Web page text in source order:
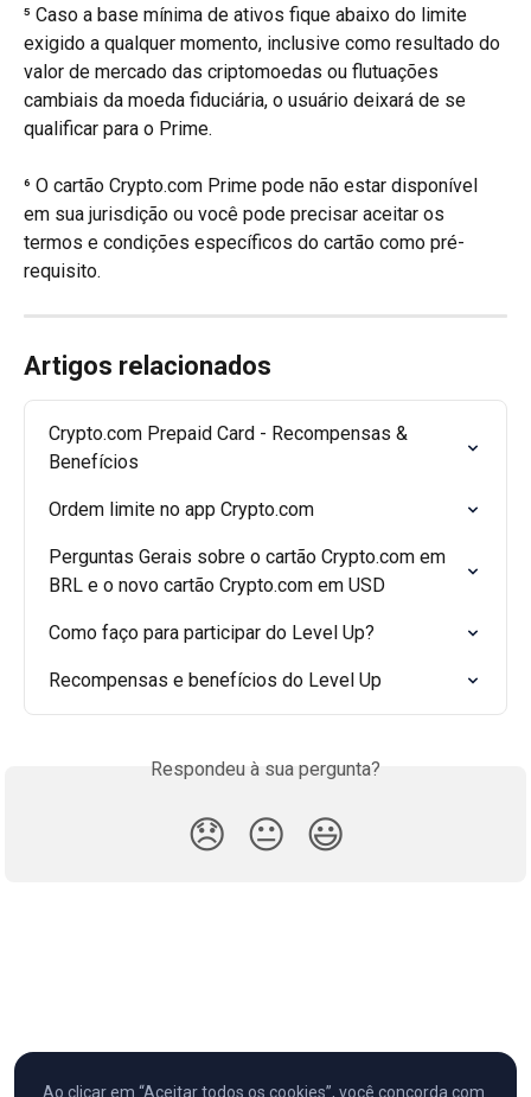
⁵ Caso a base mínima de ativos fique abaixo do limite
exigido a qualquer momento, inclusive como resultado do
valor de mercado das criptomoedas ou flutuações
cambiais da moeda fiduciária, o usuário deixará de se
qualificar para o Prime.
⁶ O cartão Crypto.com Prime pode não estar disponível
em sua jurisdição ou você pode precisar aceitar os
termos e condições específicos do cartão como pré-
requisito.
Artigos relacionados
Crypto.com Prepaid Card - Recompensas &
Benefícios
Ordem limite no app Crypto.com
Perguntas Gerais sobre o cartão Crypto.com em
BRL e o novo cartão Crypto.com em USD
Como faço para participar do Level Up?
Recompensas e benefícios do Level Up
Respondeu à sua pergunta?
😞 😐 😃
Ao clicar em “Aceitar todos os cookies”, você concorda com